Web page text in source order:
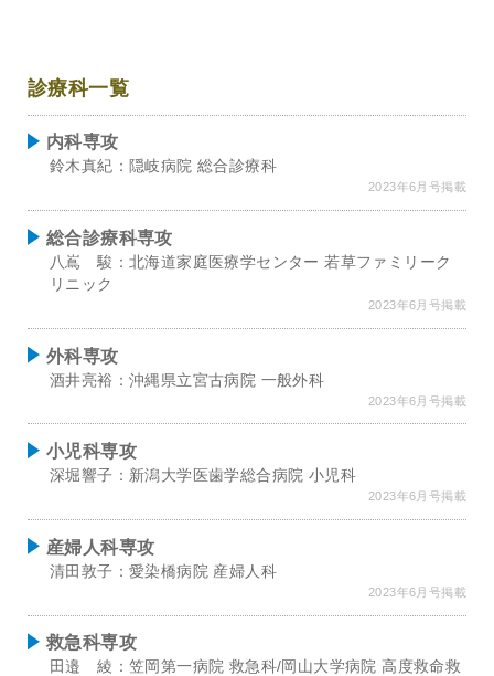
診療科一覧
内科専攻
鈴木真紀：隠岐病院 総合診療科
2023年6月号掲載
総合診療科専攻
八嶌 駿：北海道家庭医療学センター 若草ファミリーク
リニック
2023年6月号掲載
外科専攻
酒井亮裕：沖縄県立宮古病院 一般外科
2023年6月号掲載
小児科専攻
深堀響子：新潟大学医歯学総合病院 小児科
2023年6月号掲載
産婦人科専攻
清田敦子：愛染橋病院 産婦人科
2023年6月号掲載
救急科専攻
田邉 綾：笠岡第一病院 救急科/岡山大学病院 高度救命救